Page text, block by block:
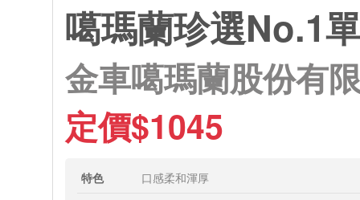
噶瑪蘭珍選No.1
金車噶瑪蘭股份有
定價$1045
特色
口感柔和渾厚